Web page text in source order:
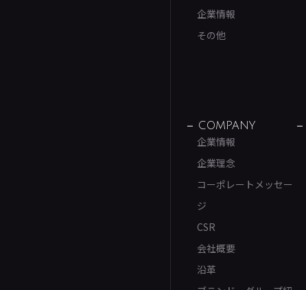
企業情報
その他
COMPANY
企業情報
企業理念
コーポレートメッセー
ジ
CSR
会社概要
沿革